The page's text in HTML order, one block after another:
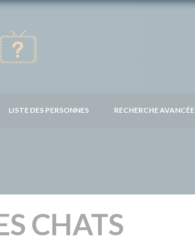
LISTE DES PERSONNES RECHERCHE AVANCÉE
CHATS